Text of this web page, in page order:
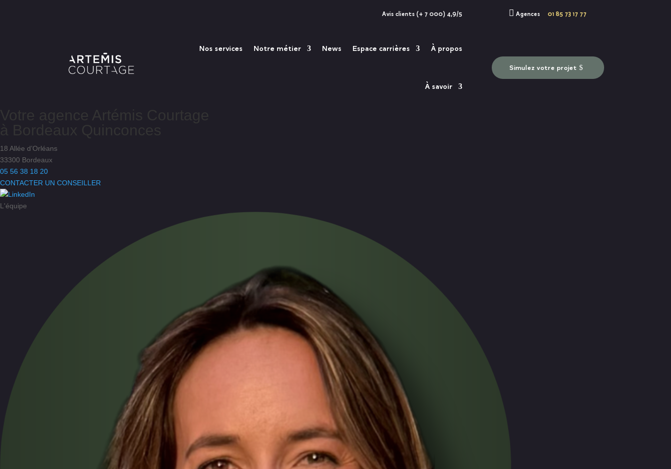
Avis clients (+ 7 000) 4,9/5  Agences 01 85 73 17 77
Nos services Notre métier News Espace carrières À propos
À savoir
Simulez votre projet
18 Allée d’Orléans
33300 Bordeaux
05 56 38 18 20
CONTACTER UN CONSEILLER
L'équipe